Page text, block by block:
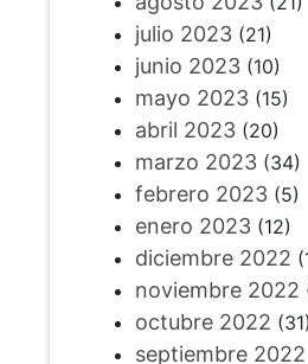
julio 2023(21)
junio 2023(10)
mayo 2023(15)
abril 2023(20)
marzo 2023(34)
febrero 2023(5)
enero 2023(12)
diciembre 2022
noviembre 2022
octubre 2022 (31)
septiembre 2022